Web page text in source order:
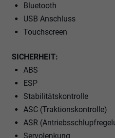
Bluetooth
USB Anschluss
Touchscreen
SICHERHEIT:
ABS
ESP
Stabilitätskontrolle
ASC (Traktionskontrolle)
ASR
Servolenkung